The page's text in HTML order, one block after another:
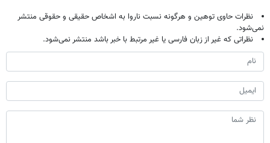
نظرات حاوی توهین و هرگونه نسبت ناروا به اشخاص حقیقی و حقوقی منتشر
نمی‌شود.
نظراتی که غیر از زبان فارسی یا غیر مرتبط با خبر باشد منتشر نمی‌شود.